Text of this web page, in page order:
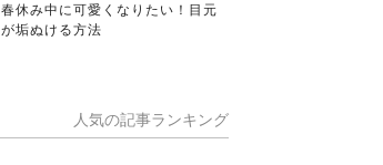
春休み中に可愛くなりたい！目元
が垢ぬける方法
人気の記事ランキング